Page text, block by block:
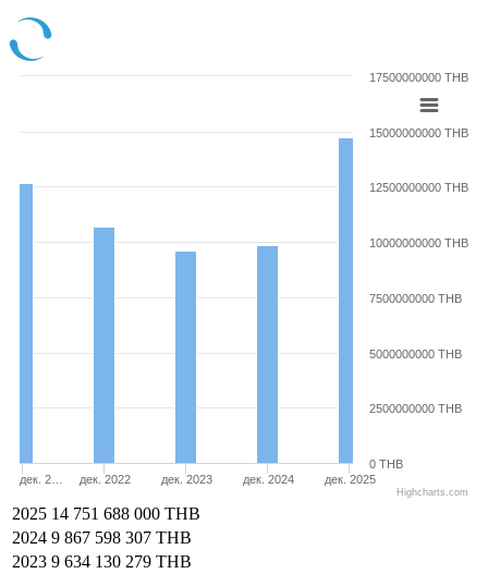
дек. 2… дек. 2022 дек. 2023 дек. 2024 дек. 2025
0 THB
2500000000 THB
5000000000 THB
7500000000 THB
10000000000 THB
12500000000 THB
15000000000 THB
17500000000 THB
Highcharts.com
2025 14 751 688 000 THB
2024 9 867 598 307 THB
2023 9 634 130 279 THB